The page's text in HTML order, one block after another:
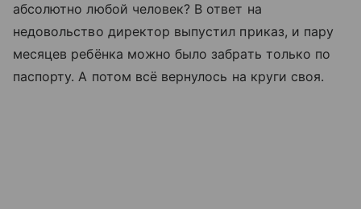
абсолютно любой человек? В ответ на
недовольство директор выпустил приказ, и пару
месяцев ребёнка можно было забрать только по
паспорту. А потом всё вернулось на круги своя.